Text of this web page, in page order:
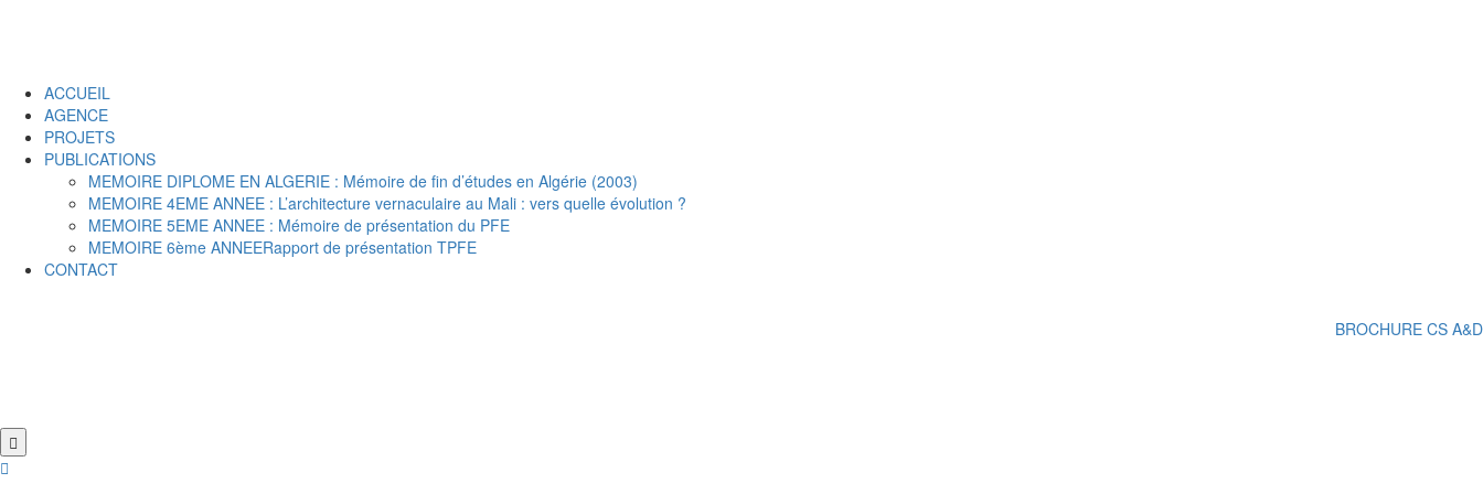
ACCUEIL
AGENCE
PROJETS
PUBLICATIONS
MEMOIRE DIPLOME EN ALGERIE : Mémoire de fin d’études en Algérie (2003)
MEMOIRE 4EME ANNEE : L’architecture vernaculaire au Mali : vers quelle évolution ?
MEMOIRE 5EME ANNEE : Mémoire de présentation du PFE
MEMOIRE 6ème ANNEERapport de présentation TPFE
CONTACT
BROCHURE CS A&D